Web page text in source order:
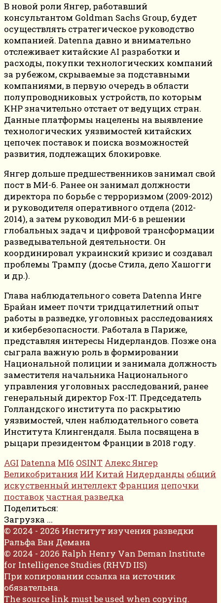
В новой роли Янгер, работавший
консультантом Goldman Sachs Group, будет
осуществлять стратегическое руководство
компанией. Datenna давно и внимательно
отслеживает китайские AI разработки и
расходы, покупки технологических компаний
за рубежом, скрываемые за подставными
компаниями, в первую очередь в области
полупроводниковых устройств, по которым
КНР значительно отстает от ведущих стран.
Данные платформы нацелены на выявление
технологических уязвимостей китайских
цепочек поставок и поиска возможностей
развития, подлежащих блокировке.
Янгер дольше предшественников занимал свой
пост в МИ-6. Ранее он занимал должности
директора по борьбе с терроризмом (2009-2012)
и руководителя оперативного отдела (2012-
2014), а затем руководил МИ-6 в решении
глобальных задач и цифровой трансформации
разведывательной деятельности. Он
координировал украинский кризис и создавал
проблемы Трампу (досье Стила, дело Хашогги
и др.).
Глава наблюдательного совета Datenna Инге
Брайан имеет почти тридцатилетний опыт
работы в разведке, уголовных расследованиях
и кибербезопасности. Работала в Париже,
представляя интересы Нидерландов. Позже она
сыграла важную роль в формировании
Национальной полиции и занимала должность
заместителя начальника Национального
управления уголовных расследований, ранее
генеральный директор Fox-IT. Председатель
Голландского института по раскрытию
уязвимостей, член наблюдательного совета
Института Клингендаля. Была посвящена в
рыцари президентом Франции в 2018 году.
AGI Datenna MI6 OSINT Алекс Янгер
Великобритания ИИ Китай Нидерданды общий
искуственный интеллект Франция цепочки
поставок частная разведка
Поделиться:
Загрузка ...
© 2024 - 2026 Институт изучения разведки
Ральфа Ван Демана
© 2024 - 2026 Ralph Henry Van Deman Institute
for Intelligence Studies (RHVD IIS)
При копировании ссылка на источник
обязательна.
The source link must be used when copying.